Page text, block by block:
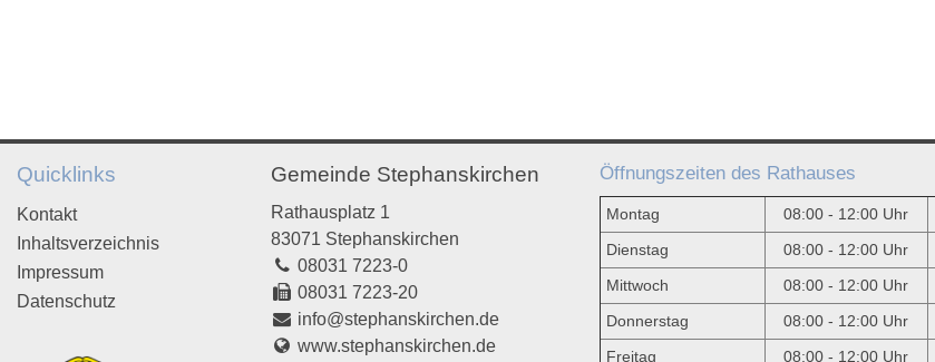
Quicklinks
Kontakt
Inhaltsverzeichnis
Impressum
Datenschutz
Gemeinde Stephanskirchen
Rathausplatz 1
83071 Stephanskirchen
08031 7223-0
08031 7223-20
info@stephanskirchen.de
www.stephanskirchen.de
Öffnungszeiten des Rathauses
Montag 08:00 - 12:00 Uhr
Dienstag
08:00 - 12:00 Uhr
Mittwoch
08:00 - 12:00 Uhr
Donnerstag
08:00 - 12:00 Uhr
Freitag
08:00 - 12:00 Uhr